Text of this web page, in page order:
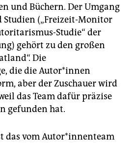
und Büchern. Der Umgang
(„Freizeit-Monitor
Studie“ der
gehört zu den großen
Die
die die Autor*innen
aber der Zuschauer wird
das Team dafür präzise
gefunden hat.
das vom Autor*innenteam